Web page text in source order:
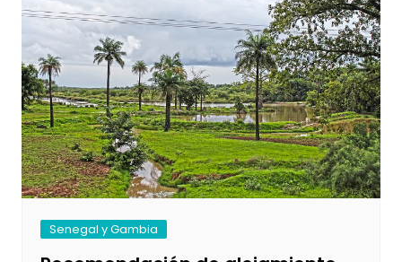
Senegal y Gambia